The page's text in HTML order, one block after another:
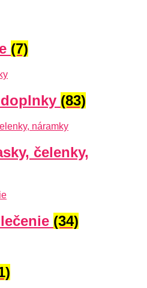
(7)
(83)
čelenky,
(34)